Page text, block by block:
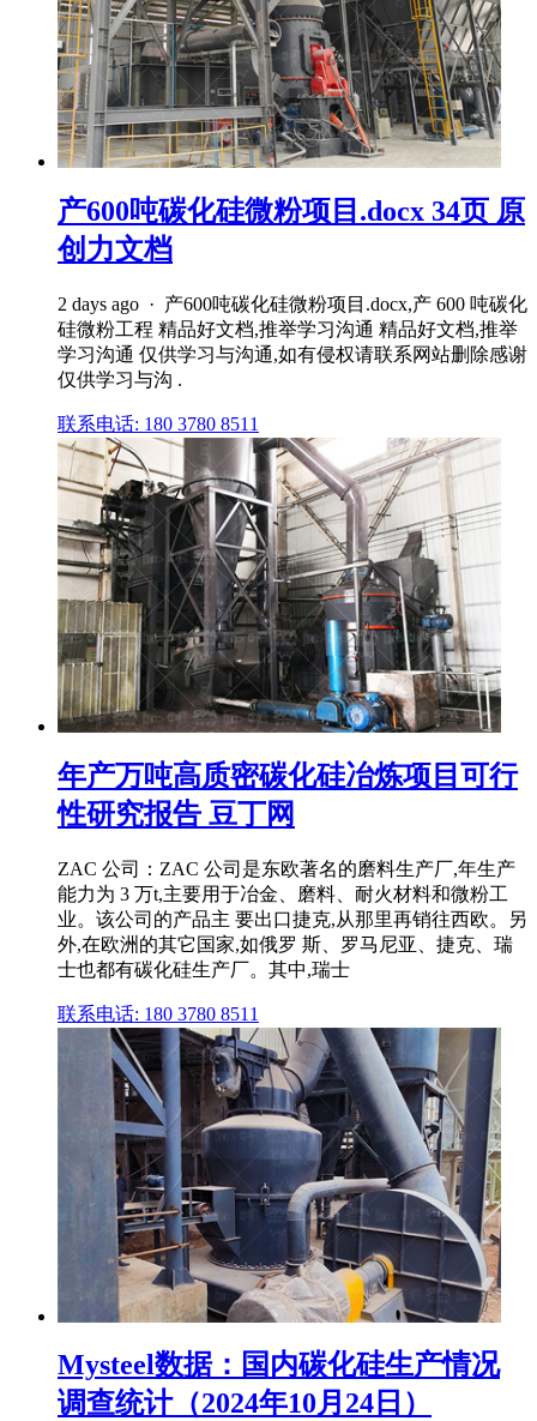
产600吨碳化硅微粉项目.docx 34页 原
创力文档
2 days ago · 产600吨碳化硅微粉项目.docx,产 600 吨碳化
硅微粉工程 精品好文档,推举学习沟通 精品好文档,推举
学习沟通 仅供学习与沟通,如有侵权请联系网站删除感谢
仅供学习与沟 .
联系电话: 180 3780 8511
年产万吨高质密碳化硅冶炼项目可行
性研究报告 豆丁网
ZAC 公司：ZAC 公司是东欧著名的磨料生产厂,年生产
能力为 3 万t,主要用于冶金、磨料、耐火材料和微粉工
业。该公司的产品主 要出口捷克,从那里再销往西欧。另
外,在欧洲的其它国家,如俄罗 斯、罗马尼亚、捷克、瑞
士也都有碳化硅生产厂。其中,瑞士
联系电话: 180 3780 8511
Mysteel数据：国内碳化硅生产情况
调查统计（2024年10月24日）